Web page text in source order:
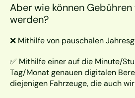
Aber wie können
werden?
❌ Mithilfe von pauschalen
✅ Mithilfe einer auf die Minute/
Tag/Monat genauen digitalen
diejenigen Fahrzeuge, die auch